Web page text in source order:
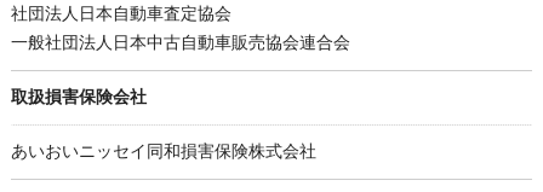
社団法人日本自動車査定協会
一般社団法人日本中古自動車販売協会連合会
取扱損害保険会社
あいおいニッセイ同和損害保険株式会社